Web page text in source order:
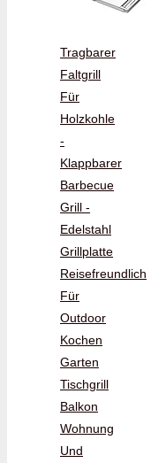
Tragbarer
Faltgrill
Für
Holzkohle
-
Klappbarer
Barbecue
Grill -
Edelstahl
Grillplatte
Reisefreundlich
Für
Outdoor
Kochen
Garten
Tischgrill
Balkon
Wohnung
Und